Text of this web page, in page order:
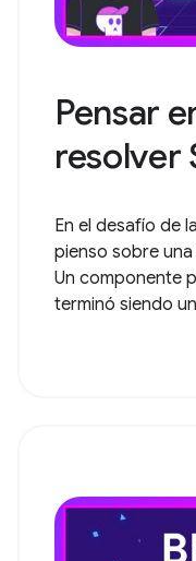
Pensar
resolver
En el desafío de
pienso sobre
Un componente
terminó siendo